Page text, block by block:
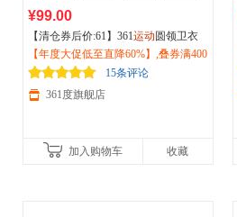
¥99.00
【清仓券后价:61】361运动 圆领卫衣
男士春秋季保暖休闲服宽松套头长袖
打底衫652434806
【年度大促低至直降60%】,叠券满400
减150/600减230,立即抢购！
15条评论
361度旗舰店
加入购物车 收藏